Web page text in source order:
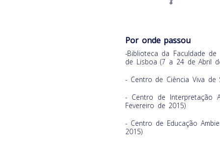
Por onde passou
-Biblioteca da Faculdade
de Lisboa (7 a 24 de Abril
- Centro de Ciência Viva
- Centro de Interpretação
Fevereiro de 2015)
- Centro de Educação
2015)